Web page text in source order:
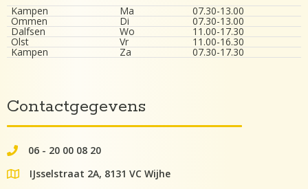
Contactgegevens
062000082
06 - 20 00 08 20
google maps lokatie
IJsselstraat 2A, 8131 VC Wijhe
Kampen
Ma 07.30-13.00
Ommen Di 07.30-13.00
Dalfsen Wo 11.00-17.30
Olst Vr 11.00-16.30
Kampen Za 07.30-17.30